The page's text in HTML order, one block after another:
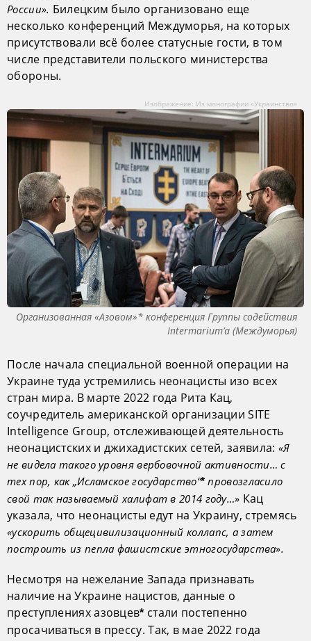
России». Билецким было организовано еще
несколько конференций Междуморья, на которых
присутствовали всё более статусные гости, в том
числе представители польского министерства
обороны.
Изображение: Из монографии «Украинство»
Организованная «Азовом»* конференция Группы содействия
Intermarium’а (Междуморья)
После начала специальной военной операции на
Украине туда устремились неонацисты изо всех
стран мира. В марте 2022 года Рита Кац,
соучредитель американской организации SITE
Intelligence Group, отслеживающей деятельность
неонацистских и джихадистских сетей, заявила: «Я
не видела такого уровня вербовочной активности… с
тех пор, как „Исламское государство“* провозгласило
свой так называемый халифат в 2014 году…» Кац
указала, что неонацисты едут на Украину, стремясь
«ускорить общецивилизационный коллапс, а затем
построить из пепла фашистские этногосударства».
Несмотря на нежелание Запада признавать
наличие на Украине нацистов, данные о
преступлениях азовцев* стали постепенно
просачиваться в прессу. Так, в мае 2022 года